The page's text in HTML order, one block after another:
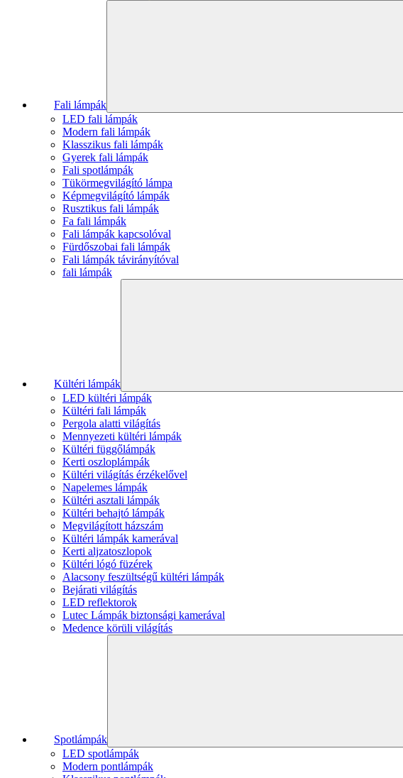
Fali lámpák
LED fali lámpák
Modern fali lámpák
Klasszikus fali lámpák
Gyerek fali lámpák
Fali spotlámpák
Tükörmegvilágító lámpa
Képmegvilágító lámpák
Rusztikus fali lámpák
Fa fali lámpák
Fali lámpák kapcsolóval
Fürdőszobai fali lámpák
Fali lámpák távirányítóval
fali lámpák
Kültéri lámpák
LED kültéri lámpák
Kültéri fali lámpák
Pergola alatti világítás
Mennyezeti kültéri lámpák
Kültéri függőlámpák
Kerti oszloplámpák
Kültéri világítás érzékelővel
Napelemes lámpák
Kültéri asztali lámpák
Kültéri behajtó lámpák
Megvilágított házszám
Kültéri lámpák kamerával
Kerti aljzatoszlopok
Kültéri lógó füzérek
Alacsony feszültségű kültéri lámpák
Bejárati világítás
LED reflektorok
Lutec Lámpák biztonsági kamerával
Medence körüli világítás
Spotlámpák
LED spotlámpák
Modern pontlámpák